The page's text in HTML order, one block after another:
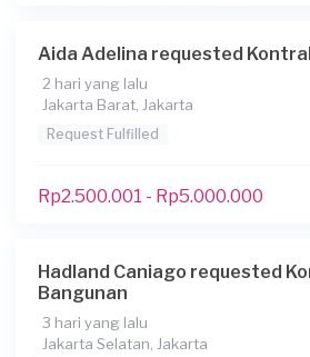
Apakah pekerjaan ini untuk badan
membutuhkan faktur pajak dan
Tidak
Kapan Anda membutuhkan
Berapa budget total untuk
Rp5.000.001 - Rp10.000.000
Aida Adelina requested
2 hari yang lalu
Jakarta Barat, Jakarta
Request Fulfilled
Rp2.500.001 - Rp5.000.000
Hadland Caniago requested
Bangunan
3 hari yang lalu
Jakarta Selatan, Jakarta